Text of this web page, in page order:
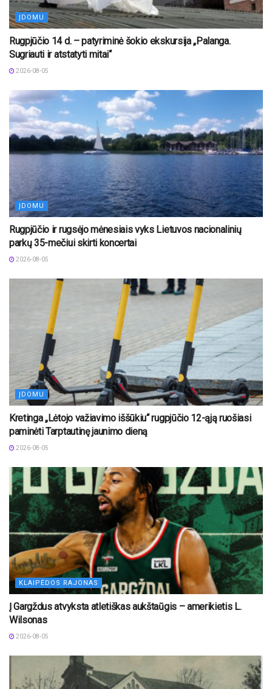
ĮDOMU
Rugpjūčio 14 d. – patyriminė šokio ekskursija „Palanga.
Sugriauti ir atstatyti mitai“
2026-08-05
ĮDOMU
Rugpjūčio ir rugsėjo mėnesiais vyks Lietuvos nacionalinių
parkų 35-mečiui skirti koncertai
2026-08-05
ĮDOMU
Kretinga „Lėtojo važiavimo iššūkiu“ rugpjūčio 12-ąją ruošiasi
paminėti Tarptautinę jaunimo dieną
2026-08-05
KLAIPĖDOS RAJONAS
Į Gargždus atvyksta atletiškas aukštaūgis – amerikietis L.
Wilsonas
2026-08-05